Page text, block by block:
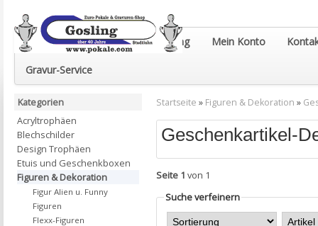
Euro-Pokale & Gravur-Shop Gosling Mein Konto
Gravur-Service
Startseite » Figuren & Dekoration »
Geschenkartikel-
Seite 1 von 1
Suche verfeinern
Kategorien
Acryltrophäen
Blechschilder
Design Trophäen
Etuis und Geschenkboxen
Figuren & Dekoration
Figur Alien u. Funny
Figuren
Flexx-Figuren